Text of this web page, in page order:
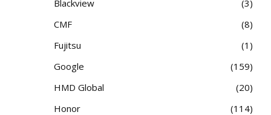
Blackview
3
CMF
8
Fujitsu
1
Google
159
HMD Global
20
Honor
114